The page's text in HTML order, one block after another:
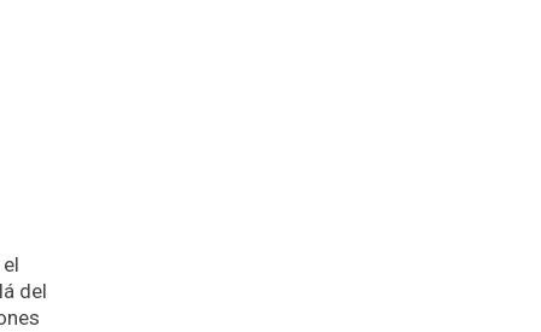
del